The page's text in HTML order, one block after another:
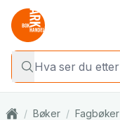
/ Bøker / Fagbøker